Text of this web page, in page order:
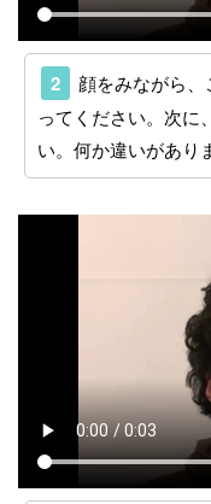
2
顔をみながら
ってください。次に
い。何か違いがあり